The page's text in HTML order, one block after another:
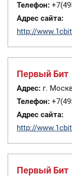
Телефон:
Адрес сайта:
http://
Первый Бит
Адрес: г.
Телефон:
Адрес сайта:
http://
Первый Бит